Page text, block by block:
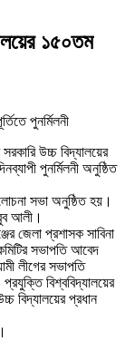
১৫০তম
উচ্চ বিদ্যালয়ের
পুনর্মিলনী অনুষ্ঠিত
সভা অনুষ্ঠিত হয়।
আলী।
জেলা প্রশাসক সাবিনা
সভাপতি আবেদ
লীগের সভাপতি
বিশ্ববিদ্যালয়ের
বিদ্যালয়ের প্রধান